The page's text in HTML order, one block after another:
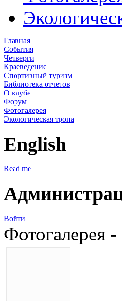
Главная
События
Четверги
Краеведение
Спортивный туризм
Библиотека отчетов
О клубе
Форум
Фотогалерея
Экологическая тропа
English
Read me
Войти
Фотогалерея